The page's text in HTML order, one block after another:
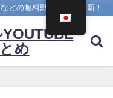
どの無料動画を日々更新！
め